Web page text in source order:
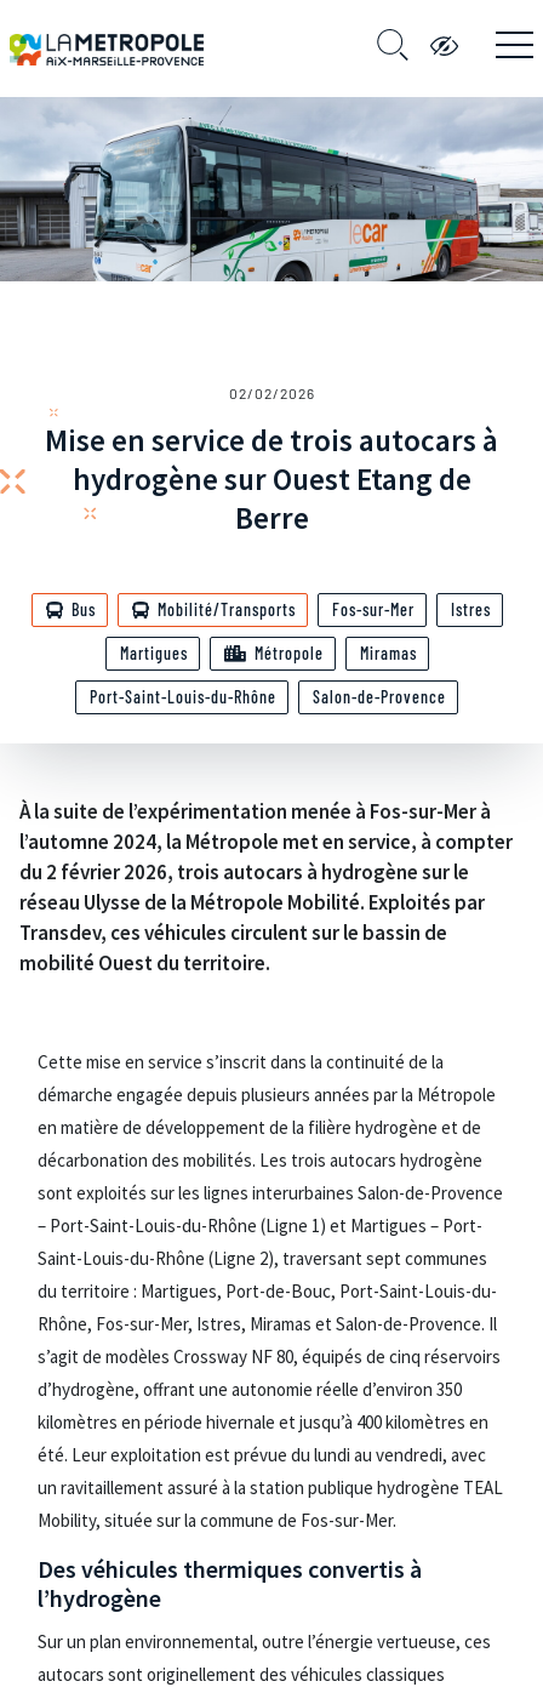
02/02/2026
Mise en service de trois autocars à
hydrogène sur Ouest Etang de
Berre
Bus Mobilité/Transports Fos-sur-Mer Istres
Martigues Métropole Miramas
Port-Saint-Louis-du-Rhône Salon-de-Provence
À la suite de l’expérimentation menée à Fos-sur-Mer à
l’automne 2024, la Métropole met en service, à compter
du 2 février 2026, trois autocars à hydrogène sur le
réseau Ulysse de la Métropole Mobilité. Exploités par
Transdev, ces véhicules circulent sur le bassin de
mobilité Ouest du territoire.
Cette mise en service s’inscrit dans la continuité de la
démarche engagée depuis plusieurs années par la Métropole
en matière de développement de la filière hydrogène et de
décarbonation des mobilités. Les trois autocars hydrogène
sont exploités sur les lignes interurbaines Salon-de-Provence
– Port-Saint-Louis-du-Rhône (Ligne 1) et Martigues – Port-
Saint-Louis-du-Rhône (Ligne 2), traversant sept communes
du territoire : Martigues, Port-de-Bouc, Port-Saint-Louis-du-
Rhône, Fos-sur-Mer, Istres, Miramas et Salon-de-Provence. Il
s’agit de modèles Crossway NF 80, équipés de cinq réservoirs
d’hydrogène, offrant une autonomie réelle d’environ 350
kilomètres en période hivernale et jusqu’à 400 kilomètres en
été. Leur exploitation est prévue du lundi au vendredi, avec
un ravitaillement assuré à la station publique hydrogène TEAL
Mobility, située sur la commune de Fos-sur-Mer.
Des véhicules thermiques convertis à
l’hydrogène
Sur un plan environnemental, outre l’énergie vertueuse, ces
autocars sont originellement des véhicules classiques